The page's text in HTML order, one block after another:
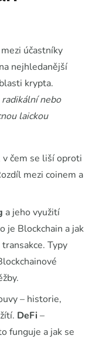
účastníky
nejhledanější
krypta.
nebo
laickou
v čem se liší oproti
mezi coinem a
a jeho využití
je Blockchain a jak
Typy
– historie,
DeFi–
funguje a jak se